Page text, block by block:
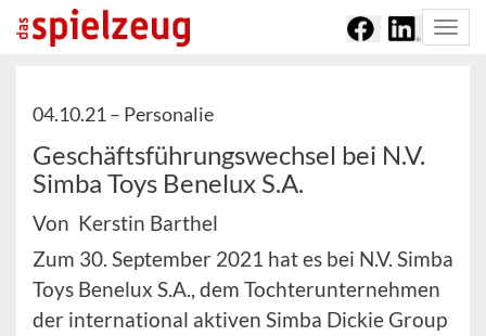
04.10.21 – Personalie
Geschäftsführungswechsel bei N.V.
Simba Toys Benelux S.A.
Von Kerstin Barthel
Zum 30. September 2021 hat es bei N.V. Simba
Toys Benelux S.A., dem Tochterunternehmen
der international aktiven Simba Dickie Group